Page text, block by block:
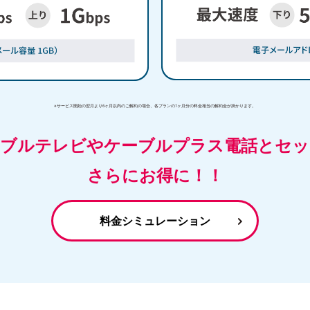
※サービス開始の翌月より6ヶ月以内のご解約の場合、各プランの1ヶ月分の料金相当の解約金が掛かります。
ルテレビやケーブルプラス電話とセ
さらにお得に！！
料金シミュレーション